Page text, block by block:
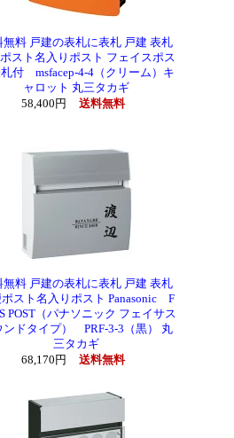
無料 戸建の表札に表札 戸建 表札
スト名入りポスト フェイスポス
札付 msfacep-4-4（クリーム）キ
ャロット 丸三タカギ
58,400円
送料無料
無料 戸建の表札に表札 戸建 表札
スト名入りポスト Panasonic F
POST（パナソニック フェイサス
ンドタイプ） PRF-3-3（黒） 丸
三タカギ
68,170円
送料無料